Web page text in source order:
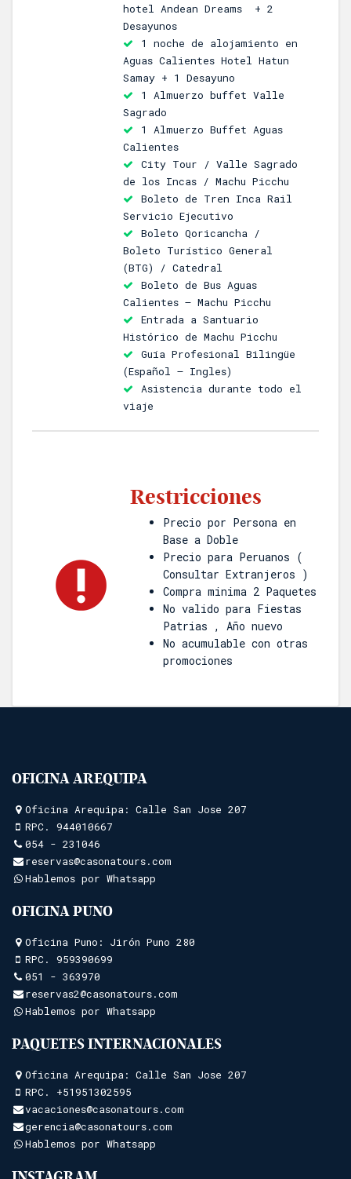
hotel Andean Dreams + 2
Desayunos
1 noche de alojamiento en
Aguas Calientes Hotel Hatun
Samay + 1 Desayuno
1 Almuerzo buffet Valle
Sagrado
1 Almuerzo Buffet Aguas
Calientes
City Tour / Valle Sagrado
de los Incas / Machu Picchu
Boleto de Tren Inca Rail
Servicio Ejecutivo
Boleto Qoricancha /
Boleto Turístico General
(BTG) / Catedral
Boleto de Bus Aguas
Calientes – Machu Picchu
Entrada a Santuario
Histórico de Machu Picchu
Guía Profesional Bilingüe
(Español – Ingles)
Asistencia durante todo el
viaje
Restricciones
Precio por Persona en
Base a Doble
Precio para Peruanos (
Consultar Extranjeros )
Compra minima 2 Paquetes
No valido para Fiestas
Patrias , Año nuevo
No acumulable con otras
promociones
OFICINA AREQUIPA
Oficina Arequipa: Calle San Jose 207
RPC. 944010667
054 - 231046
reservas@casonatours.com
Hablemos por Whatsapp
OFICINA PUNO
Oficina Puno: Jirón Puno 280
RPC. 959390699
051 - 363970
reservas2@casonatours.com
Hablemos por Whatsapp
PAQUETES INTERNACIONALES
Oficina Arequipa: Calle San Jose 207
RPC. +51951302595
vacaciones@casonatours.com
gerencia@casonatours.com
Hablemos por Whatsapp